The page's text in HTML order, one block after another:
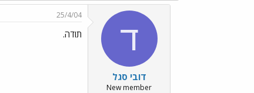
ד
דובי סגל
New member
25/4/04
תודה.